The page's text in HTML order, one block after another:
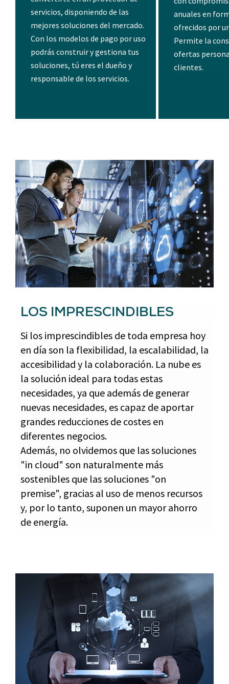
servicios, disponiendo de las
mejores soluciones del mercado.
Con los modelos de pago por uso
podrás construir y gestiona tus
soluciones, tú eres el dueño y
responsable de los servicios.
anuales en
ofrecidos por
Permite la
ofertas
clientes.
LOS IMPRESCINDIBLES
Si los imprescindibles de toda empresa hoy
en día son la flexibilidad, la escalabilidad, la
accesibilidad y la colaboración. La nube es
la solución ideal para todas estas
necesidades, ya que además de generar
nuevas necesidades, es capaz de aportar
grandes reducciones de costes en
diferentes negocios.
Además, no olvidemos que las soluciones
"in cloud" son naturalmente más
sostenibles que las soluciones "on
premise", gracias al uso de menos recursos
y, por lo tanto, suponen un mayor ahorro
de energía.